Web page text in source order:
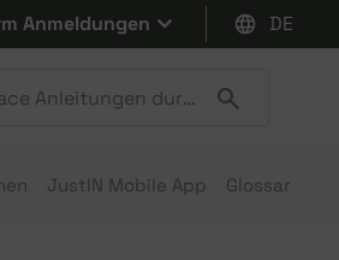
Anmeldungen DE
JustIN Mobile App Glossar